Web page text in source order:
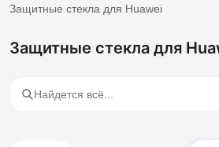
Защитные стекла для Huawei
Защитные стекла для